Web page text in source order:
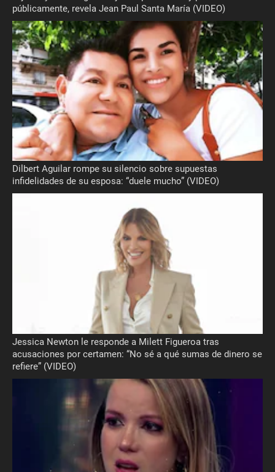
públicamente, revela Jean Paul Santa María (VIDEO)
Dilbert Aguilar rompe su silencio sobre supuestas
infidelidades de su esposa: “duele mucho” (VIDEO)
Jessica Newton le responde a Milett Figueroa tras
acusaciones por certamen: “No sé a qué sumas de dinero se
refiere” (VIDEO)